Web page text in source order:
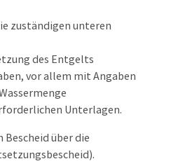
zuständigen unteren
des Entgelts
vor allem mit Angaben
Unterlagen.
über die